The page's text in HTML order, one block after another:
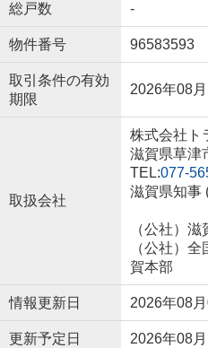
総戸数 -
物件番号 96583593
取引条件の有効
期限
2026年08月
取扱会社
株式会社ト
滋賀県草津
TEL:077-
滋賀県知事
（公社）
（公社）
賀本部
情報更新日 2026年08月
更新予定日 2026年08月